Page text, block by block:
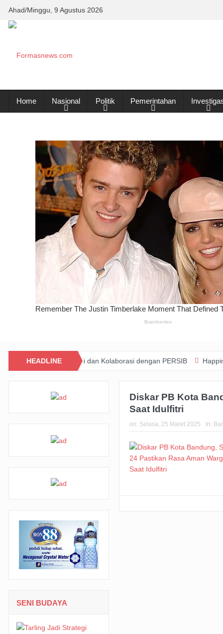
Ahad/Minggu, 9 Agustus 2026
Home Nasional Politik Pemerintahan
HEADLINE
Lewat Inovasi dan Kolaborasi dengan PERSIB Happiness Yard
Diskar PB Kota
Saat Idulfitri
on: Selasa, 25 Maret 2025 In:
SENI BUDAYA